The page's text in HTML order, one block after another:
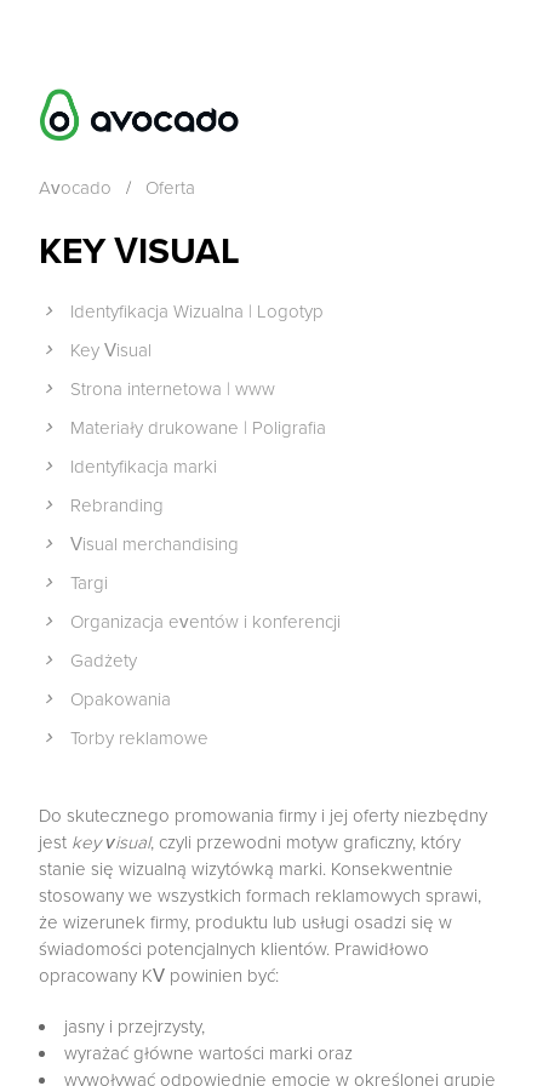
Avocado / Oferta
KEY VISUAL
Identyfikacja Wizualna | Logotyp
Key Visual
Strona internetowa | www
Materiały drukowane | Poligrafia
Identyfikacja marki
Rebranding
Visual merchandising
Targi
Organizacja eventów i konferencji
Gadżety
Opakowania
Torby reklamowe
Do skutecznego promowania firmy i jej oferty niezbędny
jest key visual, czyli przewodni motyw graficzny, który
stanie się wizualną wizytówką marki. Konsekwentnie
stosowany we wszystkich formach reklamowych sprawi,
że wizerunek firmy, produktu lub usługi osadzi się w
świadomości potencjalnych klientów. Prawidłowo
opracowany KV powinien być:
jasny i przejrzysty,
wyrażać główne wartości marki oraz
wywoływać odpowiednie emocje w określonej grupie